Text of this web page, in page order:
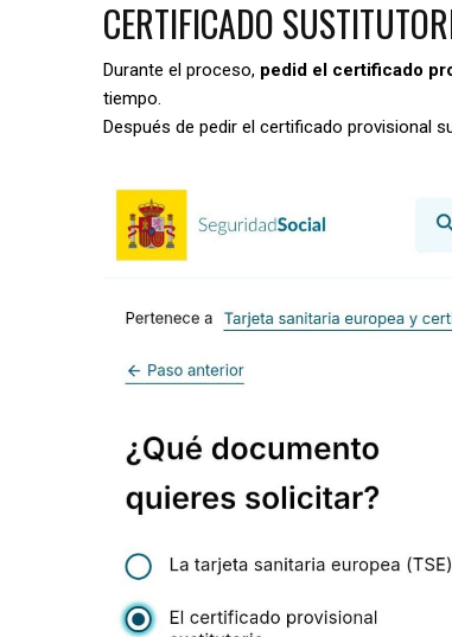
CERTIFICADO
Durante el proceso, pedid el certificado
tiempo.
Después de pedir el certificado provisional